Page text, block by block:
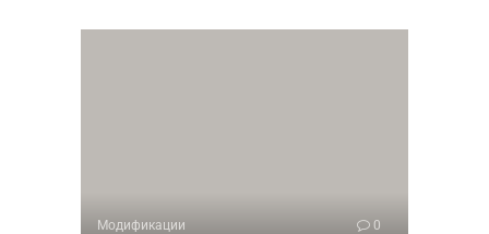
Модификации 0